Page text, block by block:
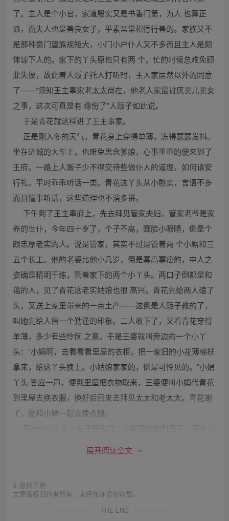
了。主人是个小官，家道殷实又是书香门第，为人 也算正
派，而夫人也是善良女子，平素常常积德行善的。家族又不
是那种豪门望族规矩大，小门小户仆人又不多而且主人是颇
体谅下人的。家下的丫头原也只有两 个，忙的时候总难免顾
此失彼，故此着人贩子托人打听时，主人家居然以外的同意
了——“须知王主事家老太太尚在，他老人家最讨厌卖儿卖女
之事，这次可真是有 缘份了”人贩子如此说。
于是青花就这样进了王主事家。
正是刚入冬的天气，青花身上穿得单薄，冻得瑟瑟发抖。
坐在进城的大车上，也难免思念爹娘，心事重重的便来到了
王府。一路上人贩子少不得交待些做仆人的道理，如何请安
行礼，平时乖乖听话一类。青花这丫头从小憨实，言语不多
而且懂事听话，这些道理也不消多讲。
下午到了王主事府上，先去拜见管家夫妇。管家老爷是家
养的世仆，今年四十岁了，个子不高，圆脸小眼睛，倒是个
颇忠厚老实的人。说是管家，其实不过是管着两 个小厮和三
五个长工。他的老婆比他小几岁，倒是寡高寡瘦的，中人之
姿确是精明干练，管着家下的两个小丫头。两口子倒都是和
蔼的人，见了青花这老实姑娘也很 高兴。青花先给两人磕了
头，又送上家里带来的一点土产——这倒是人贩子教的了，
叫她先给人留一个勤谨的印象。二人收下了，又看青花穿得
单薄，多少有些怜悯 之意。于是王婆就叫旁边的一个小丫
头：“小娟啊，去看看看里屋的衣柜，把一家旧的小花薄棉袄
拿来，给这丫头换上。小姑娘家家的，倒是可怜见的。”小娟
丫头 答应一声，便到里屋把衣物取来，王婆便叫小娟代青花
到里屋去换衣服，换好后回来去拜见太太和老太太。青花谢
了，便和小娟一起去换衣服。
认这两位当姐姐，也好让她们从旁指点。
展开阅读全文
© 版权声明
文章版权归作者所有，未经允许请勿转载。
THE END